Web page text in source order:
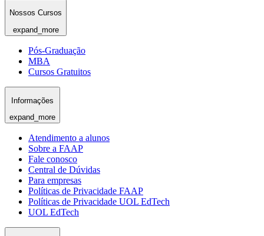
Nossos Cursos
expand_more
Pós-Graduação
MBA
Cursos Gratuitos
Informações
expand_more
Atendimento a alunos
Sobre a FAAP
Fale conosco
Central de Dúvidas
Para empresas
Políticas de Privacidade FAAP
Políticas de Privacidade UOL EdTech
UOL EdTech